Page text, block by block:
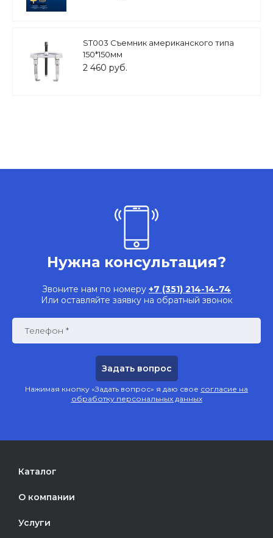
ST003 Съемник американского типа
150*150мм
2 460 руб.
Нужна консультация?
Звоните нам по номеру +7 (351) 214-14-74
Или оставляйте заявку на обратный звонок
Телефон *
Нажимая кнопку «Задать вопрос» я даю свое согласие на
обработку персональных данных
Каталог
О компании
Услуги